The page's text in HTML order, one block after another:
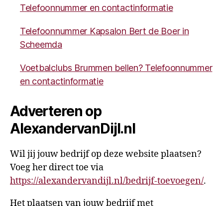
Telefoonnummer en contactinformatie
Telefoonnummer Kapsalon Bert de Boer in
Scheemda
Voetbalclubs Brummen bellen? Telefoonnummer
en contactinformatie
Adverteren op
AlexandervanDijl.nl
Wil jij jouw bedrijf op deze website plaatsen?
Voeg her direct toe via
https://alexandervandijl.nl/bedrijf-toevoegen/.
Het plaatsen van jouw bedrijf met